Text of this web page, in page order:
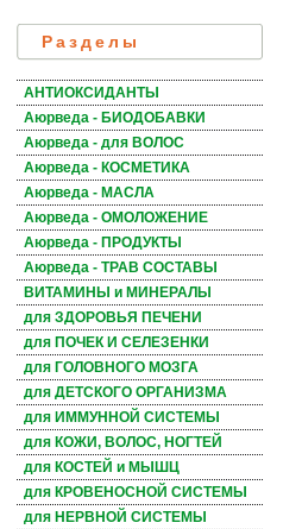
Разделы
АНТИОКСИДАНТЫ
Аюрведа - БИОДОБАВКИ
Аюрведа - для ВОЛОС
Аюрведа - КОСМЕТИКА
Аюрведа - МАСЛА
Аюрведа - ОМОЛОЖЕНИЕ
Аюрведа - ПРОДУКТЫ
Аюрведа - ТРАВ СОСТАВЫ
ВИТАМИНЫ и МИНЕРАЛЫ
для ЗДОРОВЬЯ ПЕЧЕНИ
для ПОЧЕК И СЕЛЕЗЕНКИ
для ГОЛОВНОГО МОЗГА
для ДЕТСКОГО ОРГАНИЗМА
для ИММУННОЙ СИСТЕМЫ
для КОЖИ, ВОЛОС, НОГТЕЙ
для КОСТЕЙ и МЫШЦ
для КРОВЕНОСНОЙ СИСТЕМЫ
для НЕРВНОЙ СИСТЕМЫ